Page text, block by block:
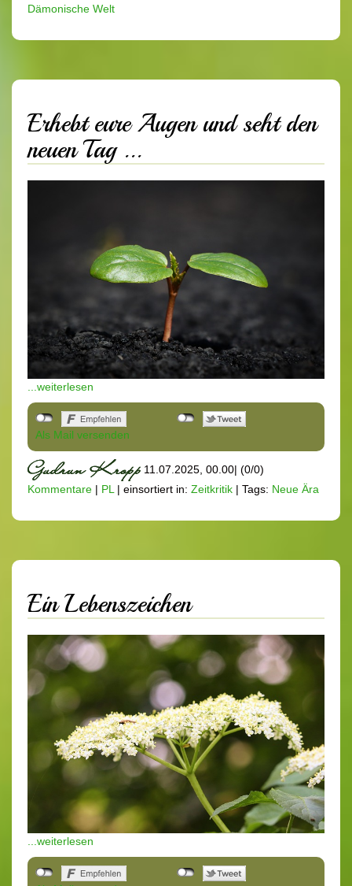
Dämonische Welt
Erhebt eure Augen und seht den
neuen Tag ...
...weiterlesen
Als Mail versenden
11.07.2025, 00.00| (0/0)
Kommentare | PL | einsortiert in: Zeitkritik | Tags: Neue Ära
Ein Lebenszeichen
...weiterlesen